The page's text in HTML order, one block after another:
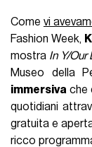
Come vi
Fashion Week,
mostra In Y/
Museo della
immersiva che
quotidiani
gratuita e
ricco